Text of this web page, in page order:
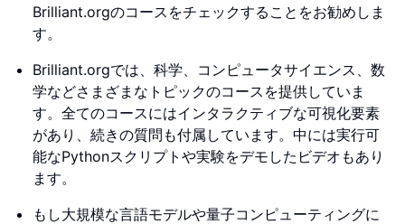
Brilliant.orgのコースをチェックすることをお勧めしま
す。
Brilliant.orgでは、科学、コンピュータサイエンス、数
学などさまざまなトピックのコースを提供していま
す。全てのコースにはインタラクティブな可視化要素
があり、続きの質問も付属しています。中には実行可
能なPythonスクリプトや実験をデモしたビデオもあり
ます。
もし大規模な言語モデルや量子コンピューティングに